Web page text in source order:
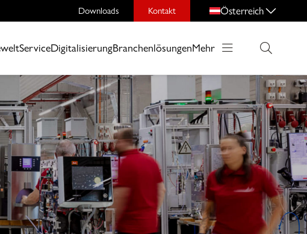
Downloads Kontakt Österreich
ServiceDigitalisierungBranchenlösungenMehr